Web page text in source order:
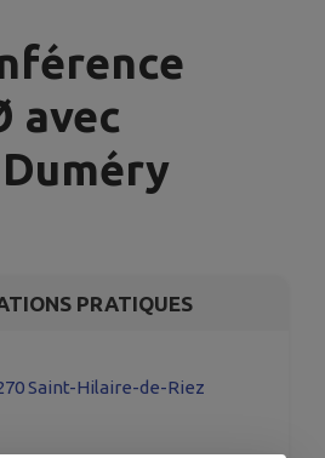
avec
PRATIQUES
Saint-Hilaire-de-Riez